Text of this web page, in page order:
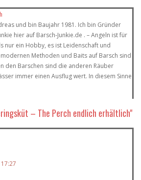
und bin Baujahr 1981. Ich bin Gründer
hier auf Barsch-Junkie.de . – Angeln ist für
nur ein Hobby, es ist Leidenschaft und
Methoden und Baits auf Barsch sind
den Barschen sind die anderen Räuber
immer einen Ausflug wert. In diesem Sinne
– The Perch endlich erhältlich"